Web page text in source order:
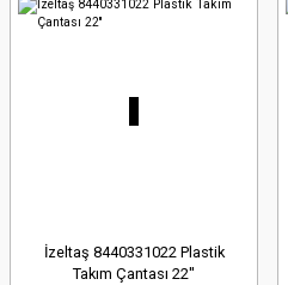
İzeltaş 8440331022 Plastik
Takım Çantası 22''